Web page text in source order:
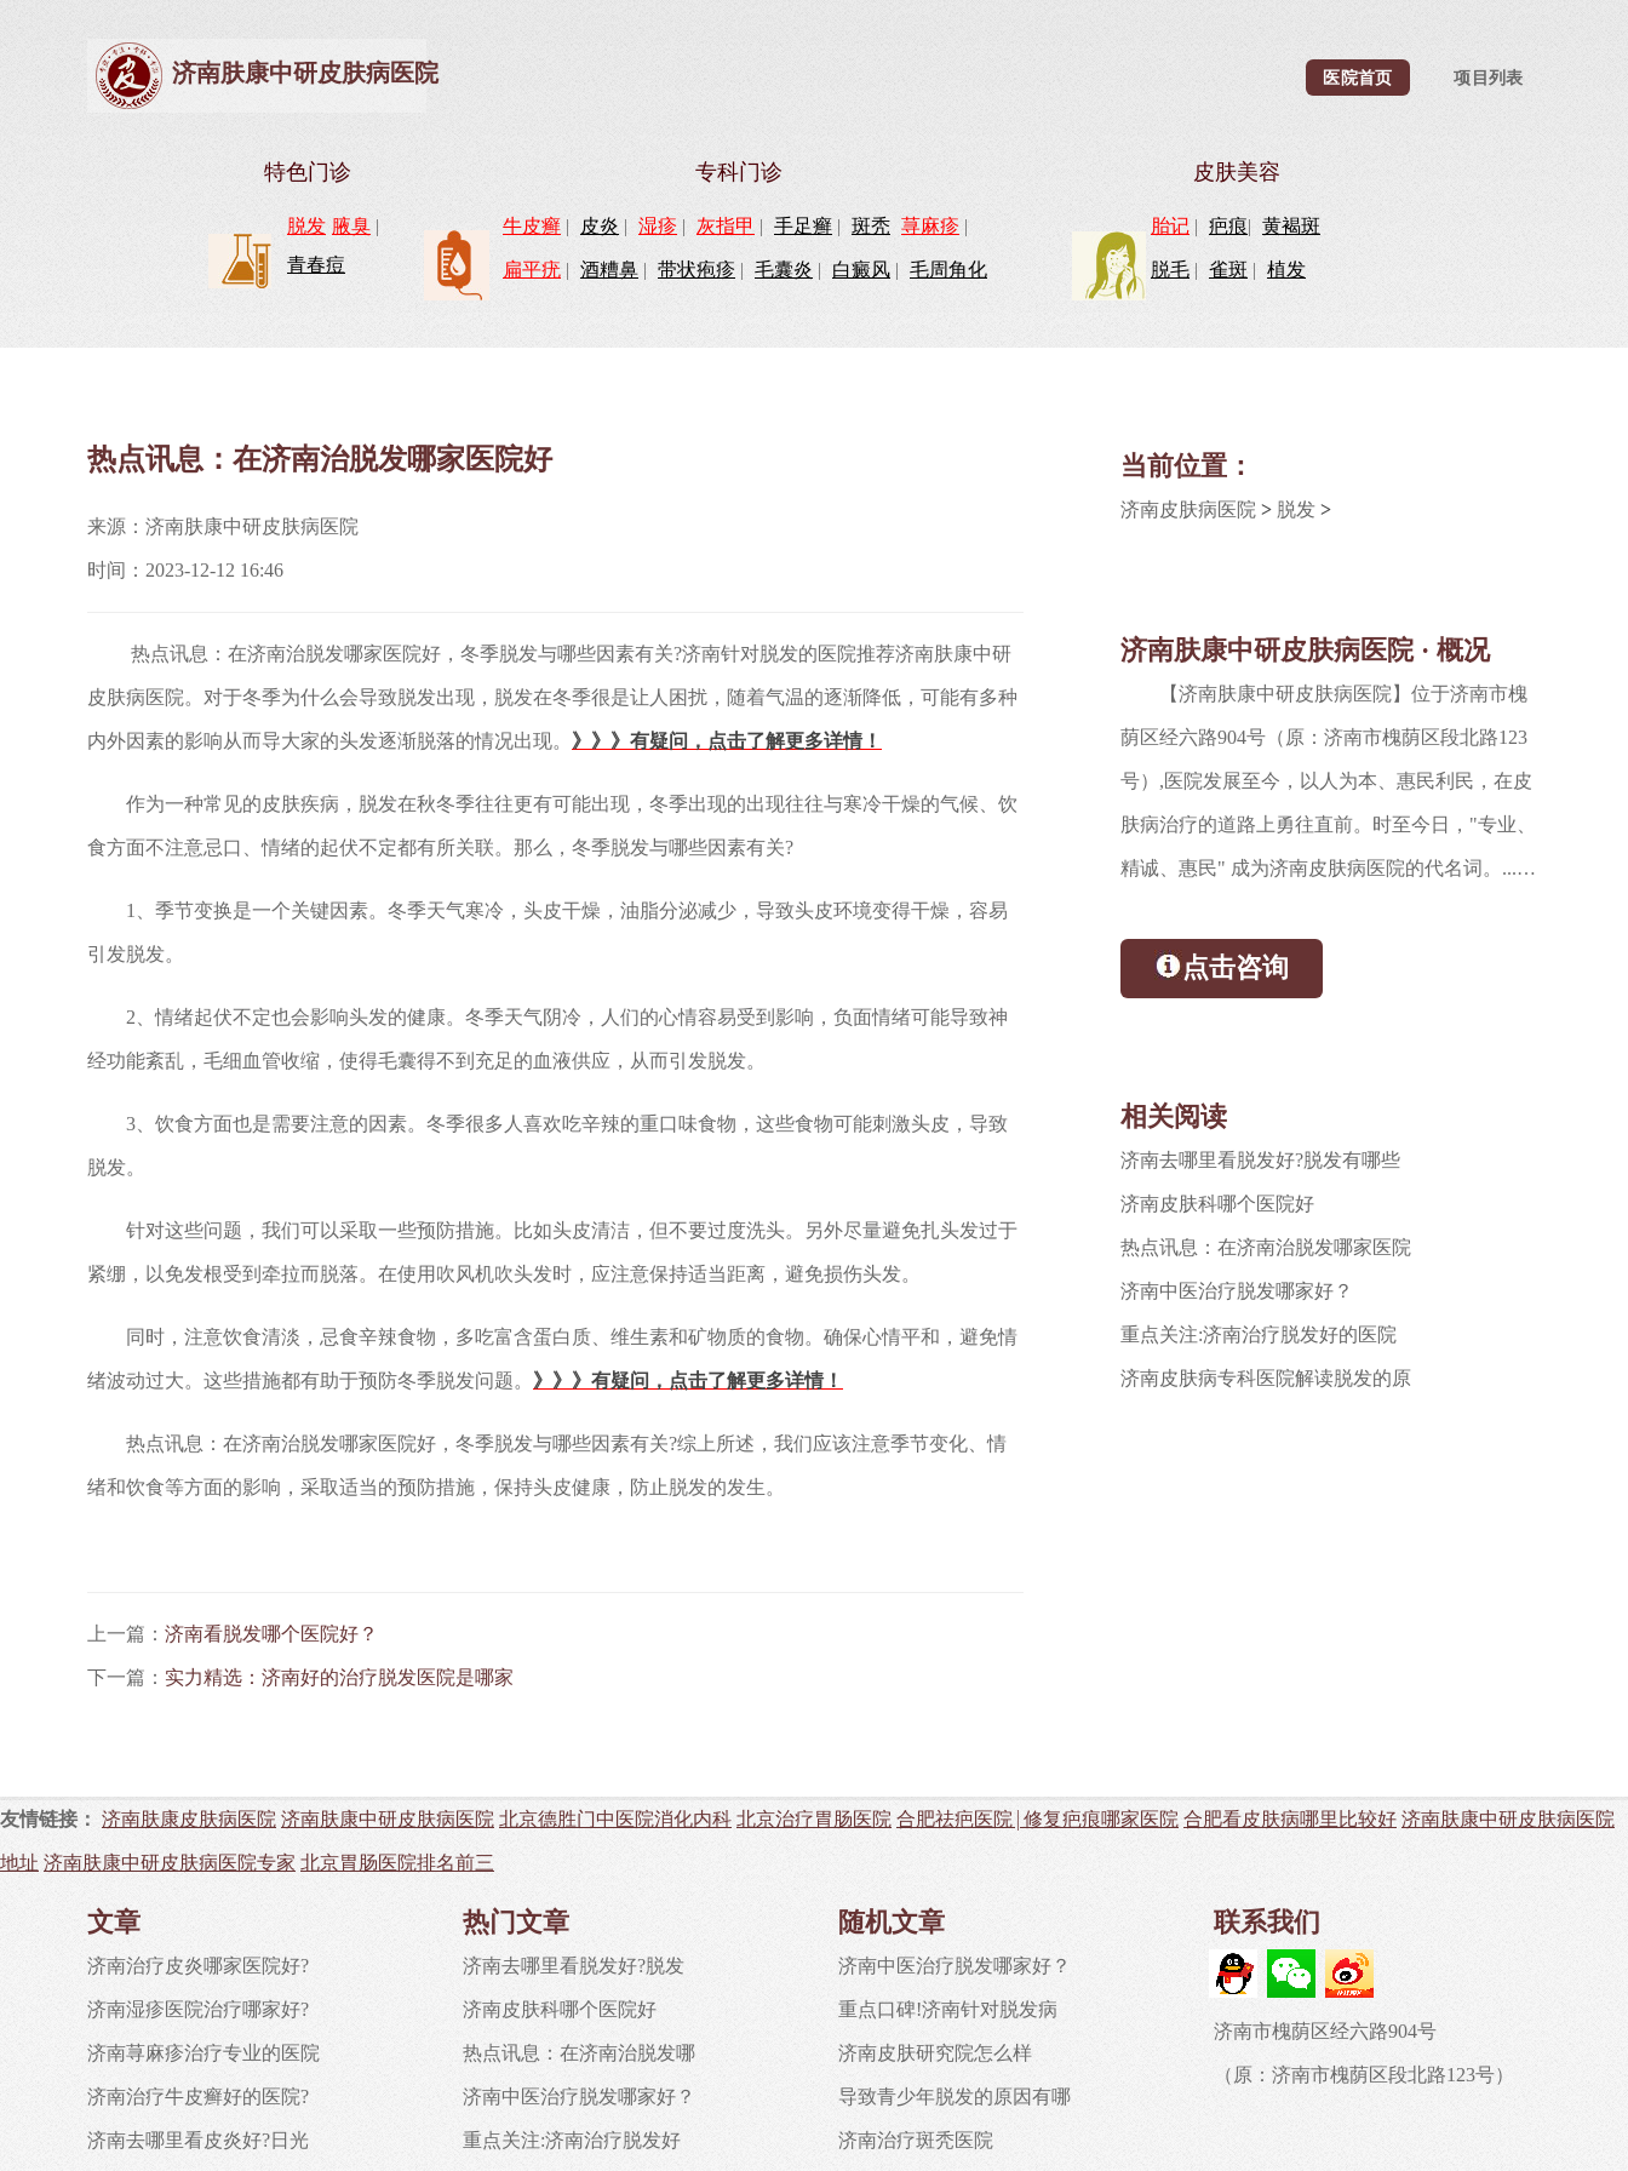
济南肤康中研皮肤病医院 医院首页 项目列表
特色门诊
脱发 腋臭 |
青春痘
专科门诊
牛皮癣 | 皮炎 | 湿疹 | 灰指甲 | 手足癣 | 斑秃 荨麻疹 |
扁平疣 | 酒糟鼻 | 带状疱疹 | 毛囊炎 | 白癜风 | 毛周角化
皮肤美容
胎记 | 疤痕| 黄褐斑
脱毛 | 雀斑 | 植发
热点讯息：在济南治脱发哪家医院好
来源：济南肤康中研皮肤病医院
时间：2023-12-12 16:46
热点讯息：在济南治脱发哪家医院好，冬季脱发与哪些因素有关?济南针对脱发的医院推荐济南肤康中研
皮肤病医院。对于冬季为什么会导致脱发出现，脱发在冬季很是让人困扰，随着气温的逐渐降低，可能有多种
内外因素的影响从而导大家的头发逐渐脱落的情况出现。 》》》有疑问，点击了解更多详情！
作为一种常见的皮肤疾病，脱发在秋冬季往往更有可能出现，冬季出现的出现往往与寒冷干燥的气候、饮
食方面不注意忌口、情绪的起伏不定都有所关联。那么，冬季脱发与哪些因素有关?
1、季节变换是一个关键因素。冬季天气寒冷，头皮干燥，油脂分泌减少，导致头皮环境变得干燥，容易
引发脱发。
2、情绪起伏不定也会影响头发的健康。冬季天气阴冷，人们的心情容易受到影响，负面情绪可能导致神
经功能紊乱，毛细血管收缩，使得毛囊得不到充足的血液供应，从而引发脱发。
3、饮食方面也是需要注意的因素。冬季很多人喜欢吃辛辣的重口味食物，这些食物可能刺激头皮，导致
脱发。
针对这些问题，我们可以采取一些预防措施。比如头皮清洁，但不要过度洗头。另外尽量避免扎头发过于
紧绷，以免发根受到牵拉而脱落。在使用吹风机吹头发时，应注意保持适当距离，避免损伤头发。
同时，注意饮食清淡，忌食辛辣食物，多吃富含蛋白质、维生素和矿物质的食物。确保心情平和，避免情
绪波动过大。这些措施都有助于预防冬季脱发问题。 》》》有疑问，点击了解更多详情！
热点讯息：在济南治脱发哪家医院好，冬季脱发与哪些因素有关?综上所述，我们应该注意季节变化、情
绪和饮食等方面的影响，采取适当的预防措施，保持头皮健康，防止脱发的发生。
上一篇： 济南看脱发哪个医院好？
下一篇： 实力精选：济南好的治疗脱发医院是哪家
当前位置：
济南皮肤病医院 > 脱发 >
济南肤康中研皮肤病医院 · 概况
【济南肤康中研皮肤病医院】位于济南市槐
荫区经六路904号（原：济南市槐荫区段北路123
号）,医院发展至今，以人为本、惠民利民，在皮
肤病治疗的道路上勇往直前。时至今日，"专业、
精诚、惠民" 成为济南皮肤病医院的代名词。...…
点击咨询
相关阅读
济南去哪里看脱发好?脱发有哪些
济南皮肤科哪个医院好
热点讯息：在济南治脱发哪家医院
济南中医治疗脱发哪家好？
重点关注:济南治疗脱发好的医院
济南皮肤病专科医院解读脱发的原
友情链接： 济南肤康皮肤病医院济南肤康中研皮肤病医院北京德胜门中医院消化内科北京治疗胃肠医院合肥祛疤医院|修复疤痕哪家医院合肥看皮肤病哪里比较好济南肤康中研皮肤病医院
地址 济南肤康中研皮肤病医院专家 北京胃肠医院排名前三
文章
济南治疗皮炎哪家医院好?
济南湿疹医院治疗哪家好?
济南荨麻疹治疗专业的医院
济南治疗牛皮癣好的医院?
济南去哪里看皮炎好?日光
热门文章
济南去哪里看脱发好?脱发
济南皮肤科哪个医院好
热点讯息：在济南治脱发哪
济南中医治疗脱发哪家好？
重点关注:济南治疗脱发好
随机文章
济南中医治疗脱发哪家好？
重点口碑!济南针对脱发病
济南皮肤研究院怎么样
导致青少年脱发的原因有哪
济南治疗斑秃医院
联系我们
济南市槐荫区经六路904号
（原：济南市槐荫区段北路123号）